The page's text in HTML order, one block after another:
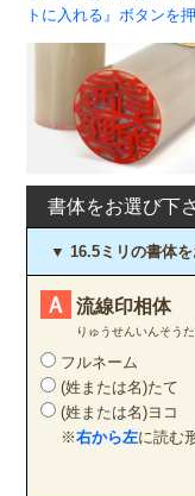
トに入れる』ボタンを
書体をお選び下
▼ 16.5ミリの書体
Ａ 流線印相体
りゅうせんいんそう
フルネーム
(姓または名)たて
(姓または名)ヨコ
※右から左に読む